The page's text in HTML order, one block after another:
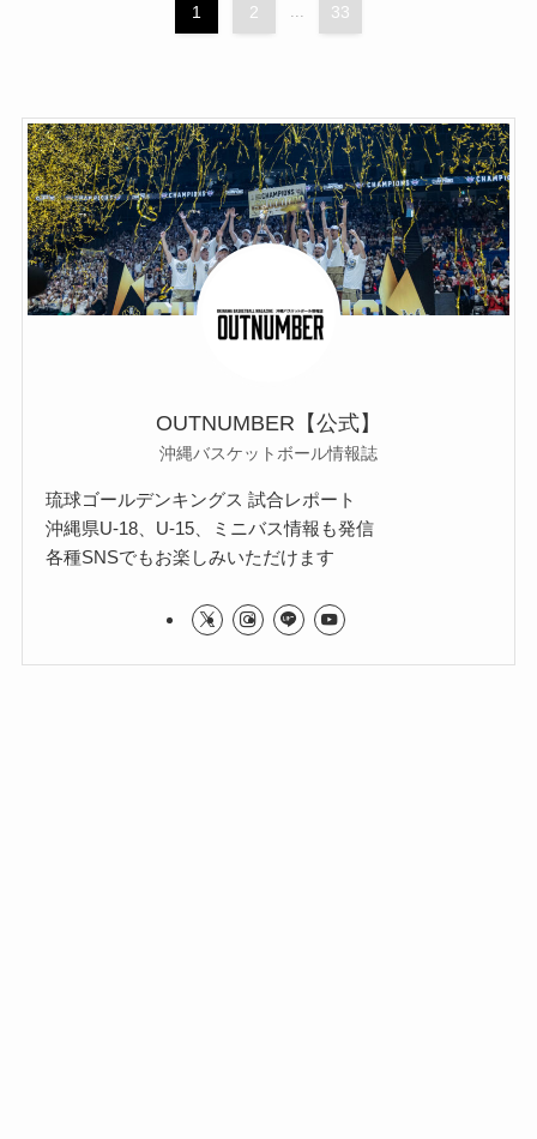
1 2 33
OUTNUMBER【公式】
沖縄バスケットボール情報誌
琉球ゴールデンキングス 試合レポート
沖縄県U-18、U-15、ミニバス情報も発信
各種SNSでもお楽しみいただけます